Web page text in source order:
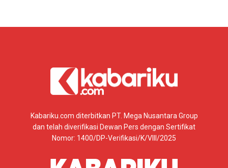
Kabariku.com diterbitkan PT. Mega Nusantara Group
dan telah diverifikasi Dewan Pers dengan Sertifikat
Nomor: 1400/DP-Verifikasi/K/VIII/2025